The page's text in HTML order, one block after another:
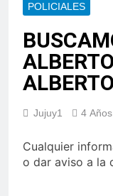
POLICIALES
ALBERTO
Jujuy1 4
Cualquier
o dar aviso a la